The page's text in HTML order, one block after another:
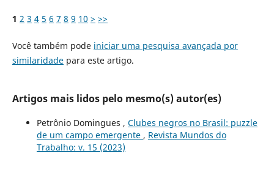
1 2 3 4 5 6 7 8 9 10 > >>
Você também pode iniciar uma pesquisa avançada por
similaridadepara este artigo.
Artigos mais lidos pelo mesmo(s) autor(es)
Petrônio Domingues , Clubes negros no Brasil: puzzle
de um campo emergente , Revista Mundos do
Trabalho: v. 15 (2023)